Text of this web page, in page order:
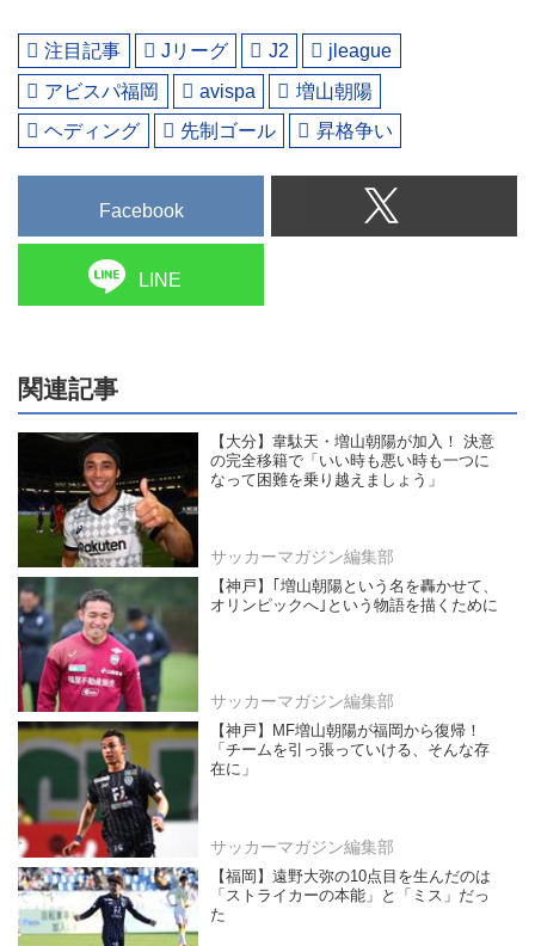
注目記事 Jリーグ J2
jleague
アビスパ福岡
avispa
増山朝陽
ヘディング
先制ゴール 昇格争い
Facebook
LINE
関連記事
【大分】韋駄天・増山朝陽が加入！ 決意
の完全移籍で「いい時も悪い時も一つに
なって困難を乗り越えましょう」
サッカーマガジン編集部
【神戸】｢増山朝陽という名を轟かせて、
オリンピックへ｣という物語を描くために
サッカーマガジン編集部
【神戸】MF増山朝陽が福岡から復帰！
「チームを引っ張っていける、そんな存
在に」
サッカーマガジン編集部
【福岡】遠野大弥の10点目を生んだのは
「ストライカーの本能」と「ミス」だっ
た